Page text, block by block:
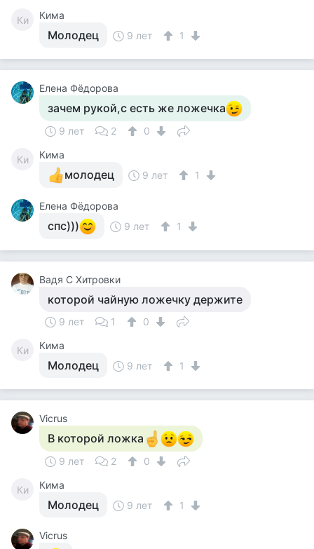
Ки Кима
Молодец 9 лет 1
Елена Фёдорова
зачем рукой,с есть же ложечка
9 лет 2 0
Ки Кима
молодец 9 лет 1
Елена Фёдорова
спс))) 9 лет 1
Вадя С Хитровки
которой чайную ложечку держите
9 лет 1 0
Ки Кима
Молодец 9 лет 1
Vicrus
В которой ложка
9 лет 2 0
Ки Кима
Молодец 9 лет 1
Vicrus